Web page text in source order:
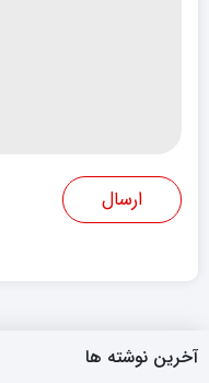
آخرین نوشته ها